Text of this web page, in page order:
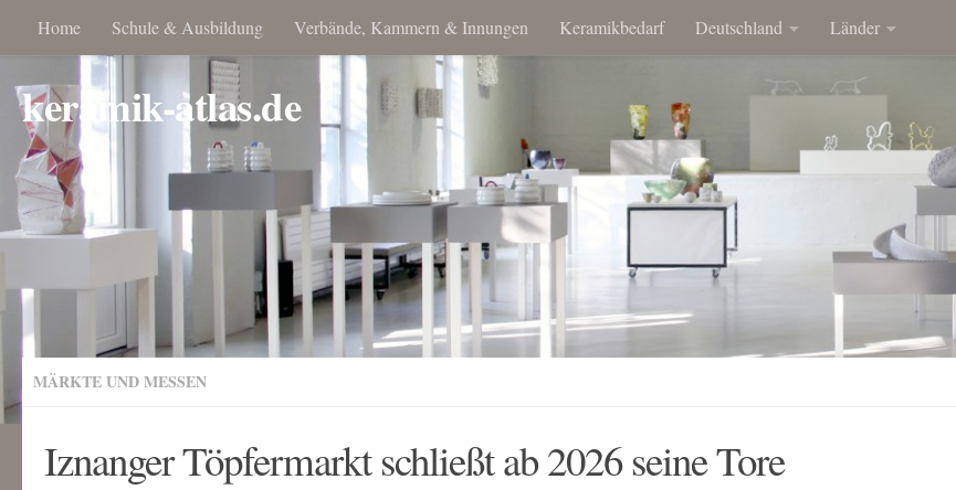
Home Schule & Ausbildung Verbände, Kammern & Innungen Keramikbedarf Deutschland Länder
keramik-atlas.de
MÄRKTE UND MESSEN
Iznanger Töpfermarkt schließt ab 2026 seine Tore